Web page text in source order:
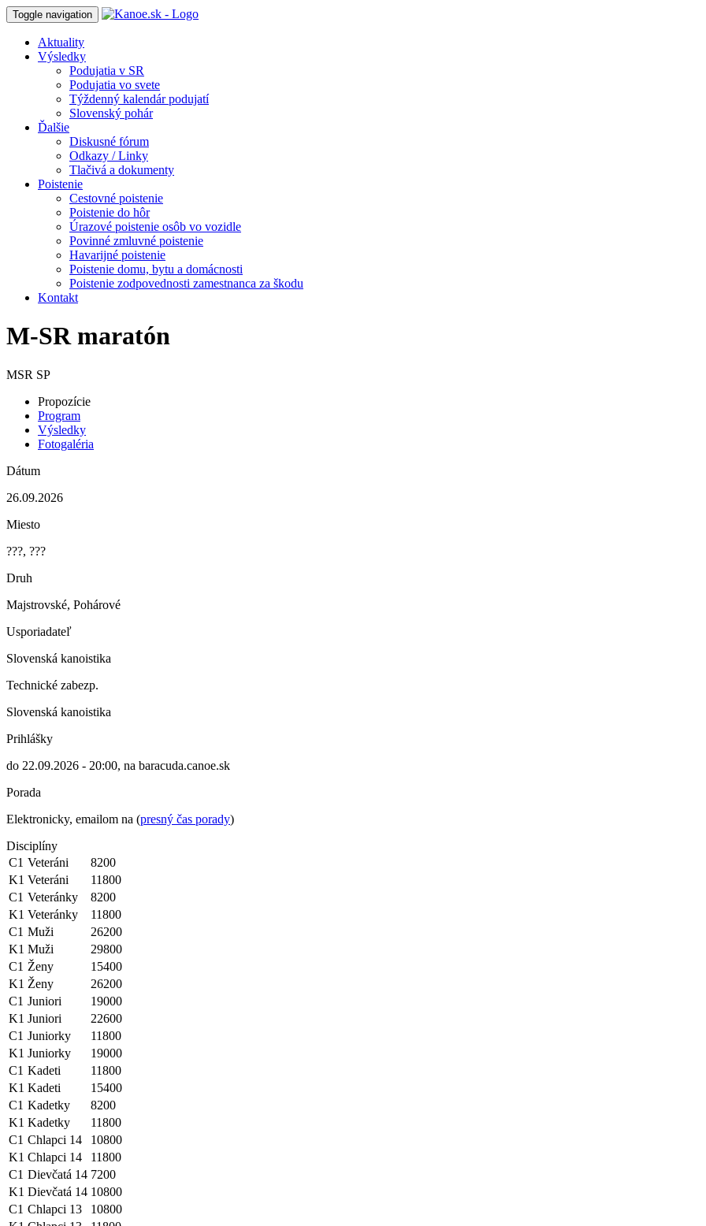
Toggle navigation
Aktuality
Výsledky
Podujatia v SR
Podujatia vo svete
Týždenný kalendár podujatí
Slovenský pohár
Ďalšie
Diskusné fórum
Odkazy / Linky
Tlačivá a dokumenty
Poistenie
Cestovné poistenie
Poistenie do hôr
Úrazové poistenie osôb vo vozidle
Povinné zmluvné poistenie
Havarijné poistenie
Poistenie domu, bytu a domácnosti
Poistenie zodpovednosti zamestnanca za škodu
Kontakt
M-SR maratón
MSR SP
Propozície
Program
Výsledky
Fotogaléria
Dátum
26.09.2026
Miesto
???, ???
Druh
Majstrovské, Pohárové
Usporiadateľ
Slovenská kanoistika
Technické zabezp.
Slovenská kanoistika
Prihlášky
do 22.09.2026 - 20:00, na baracuda.canoe.sk
Porada
Elektronicky, emailom na (presný čas porady)
Disciplíny
C1 Veteráni
8200
K1 Veteráni
11800
C1 Veteránky
8200
K1 Veteránky
11800
C1 Muži
26200
K1 Muži
29800
C1 Ženy
15400
K1 Ženy
26200
C1 Juniori
19000
K1 Juniori
22600
C1 Juniorky
11800
K1 Juniorky
19000
C1 Kadeti
11800
K1 Kadeti
15400
C1 Kadetky
8200
K1 Kadetky
11800
C1 Chlapci 14
10800
K1 Chlapci 14
11800
C1 Dievčatá 14 7200
K1 Dievčatá 14 10800
C1 Chlapci 13
10800